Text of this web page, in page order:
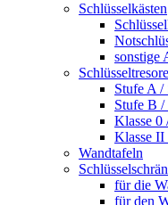
Schlüsselkästen
sonstige
Schlüsseltresore
Stufe A /
Stufe B /
Klasse 0
Klasse
Wandtafeln
für die
für den